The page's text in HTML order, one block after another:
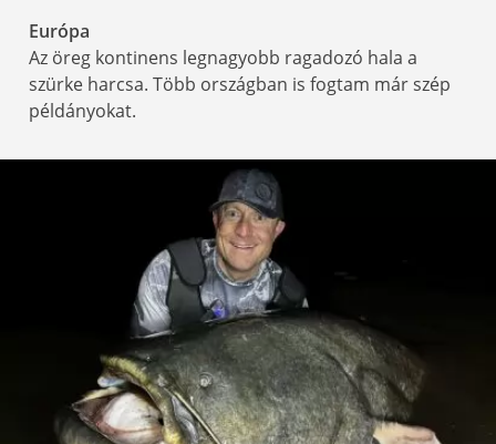
Európa
Az öreg kontinens legnagyobb ragadozó hala a
szürke harcsa. Több országban is fogtam már szép
példányokat.